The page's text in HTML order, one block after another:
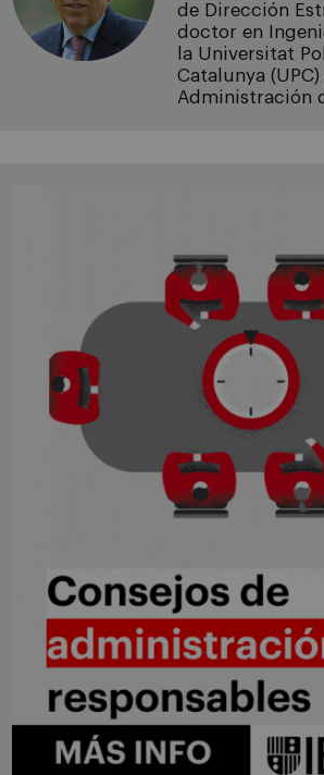
de Dirección
doctor en
la Universitat
Catalunya
Administración